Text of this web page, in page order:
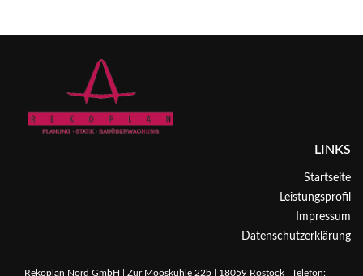
LINKS
Startseite
Leistungsprofil
Impressum
Datenschutzerklärung
Rekoplan Nord GmbH | Zur Mooskuhle 22b | 18059 Rostock | Telefon: